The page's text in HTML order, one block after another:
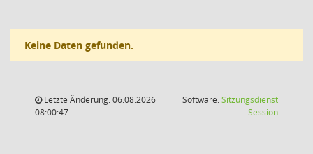
Keine Daten gefunden.
Letzte Änderung: 06.08.2026
08:00:47
Software:Sitzungsdienst
Session(Wird in